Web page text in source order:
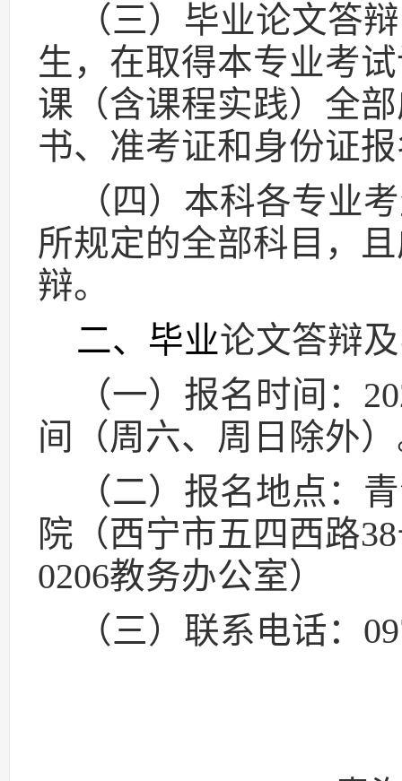
（三）毕业论文答
生，在取得本专业考
课（含课程实践）全
书、准考证和身份证
（四）本科各专业
所规定的全部科目，
辩。
二、毕业论文答辩
（一）报名时间：
间
（周六、周日除外
（二）报名地点：
院（西宁市五四西路38
0206教务办公室）
（三）联系电话：